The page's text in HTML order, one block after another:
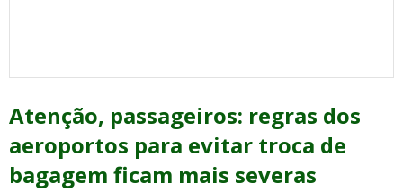
Atenção, passageiros: regras dos
aeroportos para evitar troca de
bagagem ficam mais severas